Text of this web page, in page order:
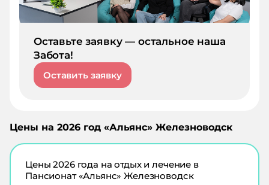
Оставьте заявку — остальное наша
Забота!
Оставить заявку
Цены на 2026 год «Альянс» Железноводск
Цены2026года на отдых и лечение в
Пансионат «Альянс» Железноводск